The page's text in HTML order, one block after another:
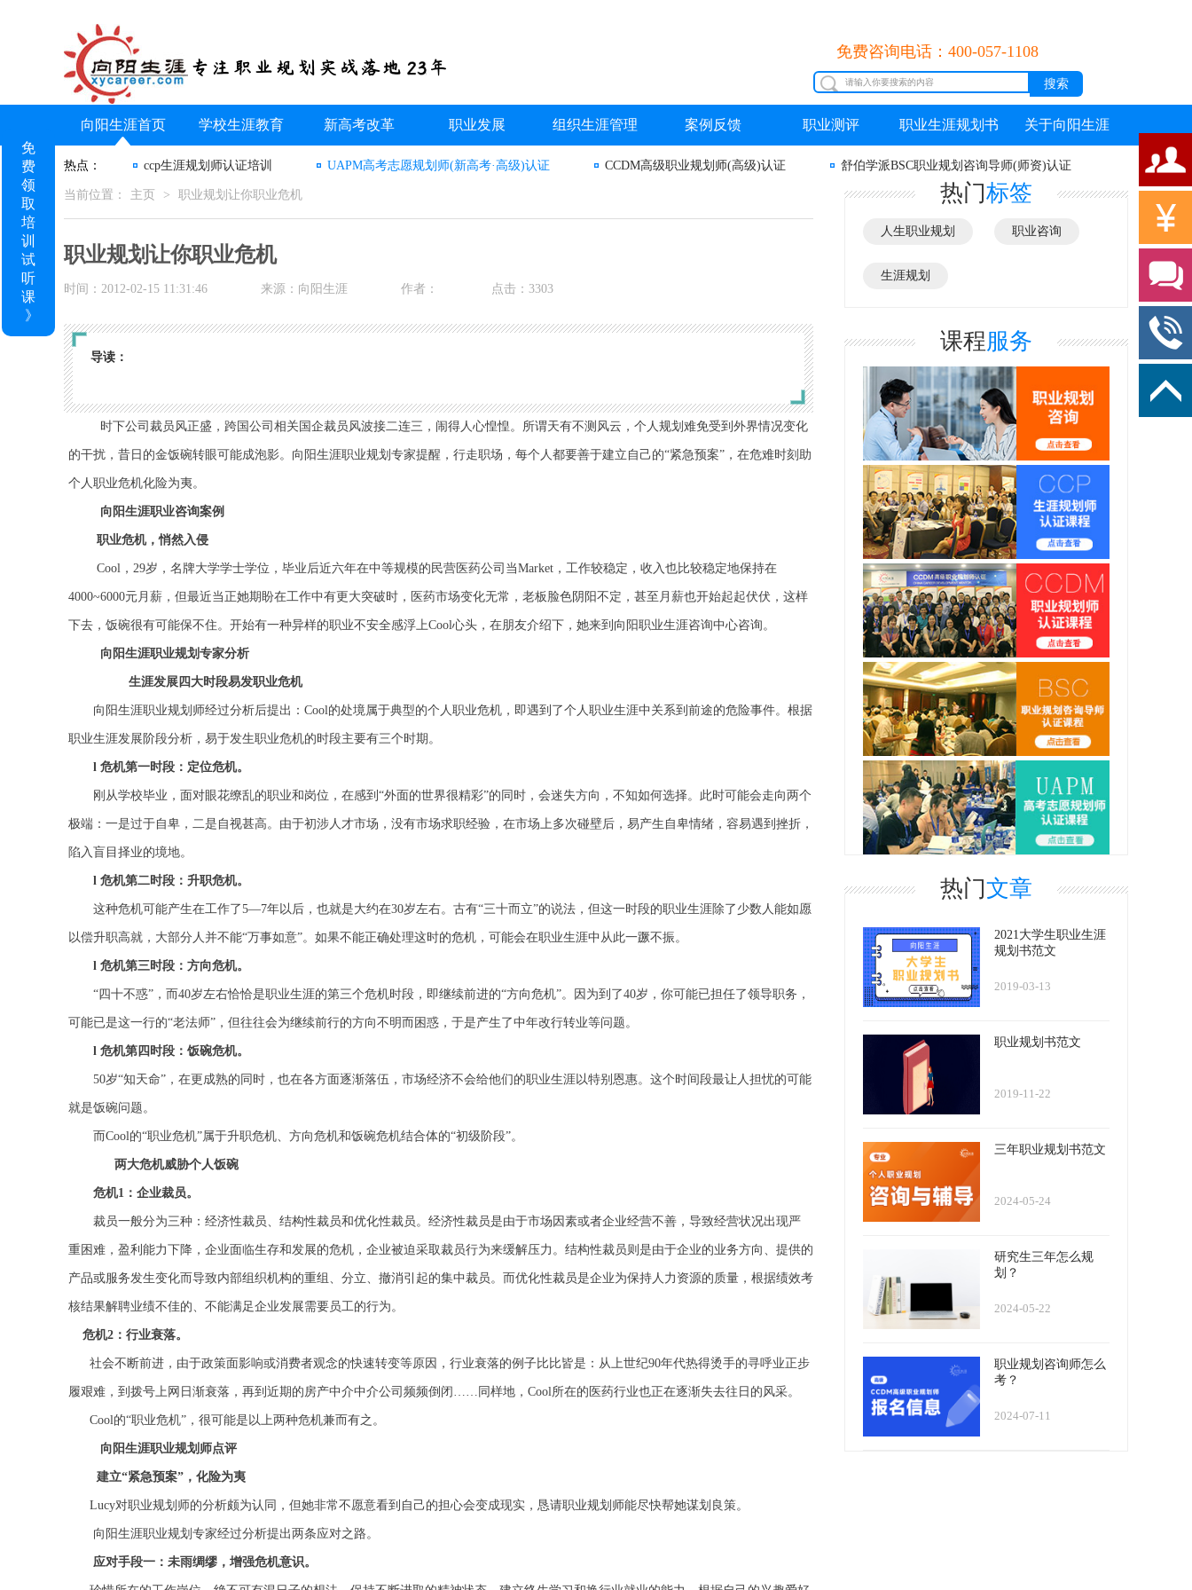
免费咨询电话：400-057-1108
向阳生涯首页 学校生涯教育 新高考改革 职业发展 组织生涯管理 案例反馈 职业测评 职业生涯规划书 关于向阳生涯
热点： ccp生涯规划师认证培训 UAPM高考志愿规划师(新高考·高级)认证 CCDM高级职业规划师(高级)认证 舒伯学派BSC职业规划咨询导师(师资)认证
当前位置： 主页 > 职业规划让你职业危机
职业规划让你职业危机
时间：2012-02-15 11:31:46 来源：向阳生涯 作者： 点击：3303
导读：
时下公司裁员风正盛，跨国公司相关国企裁员风波接二连三，闹得人心惶惶。所谓天有不测风云，个人规划难免受到外界情况变化
的干扰，昔日的金饭碗转眼可能成泡影。向阳生涯职业规划专家提醒，行走职场，每个人都要善于建立自己的“紧急预案”，在危难时刻助
个人职业危机化险为夷。
向阳生涯职业咨询案例
职业危机，悄然入侵
Cool ， 29岁，名牌大学学士学位，毕业后近六年在中等规模的民营医药公司当Market，工作较稳定，收入也比较稳定地保持在
4000~6000元月薪，但最近当正她期盼在工作中有更大突破时，医药市场变化无常，老板脸色阴阳不定，甚至月薪也开始起起伏伏，这样
下去，饭碗很有可能保不住。开始有一种异样的职业不安全感浮上Cool心头，在朋友介绍下，她来到向阳职业生涯咨询中心咨询。
向阳生涯职业规划专家分析
生涯发展四大时段易发职业危机
向阳生涯职业规划师经过分析后提出：Cool的处境属于典型的个人职业危机，即遇到了个人职业生涯中关系到前途的危险事件。根据
职业生涯发展阶段分析，易于发生职业危机的时段主要有三个时期。
l危机第一时段：定位危机。
刚从学校毕业，面对眼花缭乱的职业和岗位，在感到“外面的世界很精彩”的同时，会迷失方向，不知如何选择。此时可能会走向两个
极端：一是过于自卑，二是自视甚高。由于初涉人才市场，没有市场求职经验，在市场上多次碰壁后，易产生自卑情绪，容易遇到挫折，
陷入盲目择业的境地。
l危机第二时段：升职危机。
这种危机可能产生在工作了5—7年以后，也就是大约在30岁左右。古有“三十而立”的说法，但这一时段的职业生涯除了少数人能如愿
以偿升职高就，大部分人并不能“万事如意”。如果不能正确处理这时的危机，可能会在职业生涯中从此一蹶不振。
l危机第三时段：方向危机。
“四十不惑”，而40岁左右恰恰是职业生涯的第三个危机时段，即继续前进的“方向危机”。因为到了40岁，你可能已担任了领导职务，
可能已是这一行的“老法师” ，但往往会为继续前行的方向不明而困惑，于是产生了中年改行转业等问题。
l危机第四时段：饭碗危机。
50岁“知天命”，在更成熟的同时，也在各方面逐渐落伍，市场经济不会给他们的职业生涯以特别恩惠。这个时间段最让人担忧的可能
就是饭碗问题。
而Cool的“职业危机”属于升职危机、方向危机和饭碗危机结合体的“初级阶段”。
两大危机威胁个人饭碗
危机1：企业裁员。
裁员一般分为三种：经济性裁员、结构性裁员和优化性裁员。经济性裁员是由于市场因素或者企业经营不善，导致经营状况出现严
重困难，盈利能力下降，企业面临生存和发展的危机，企业被迫采取裁员行为来缓解压力。结构性裁员则是由于企业的业务方向、提供的
产品或服务发生变化而导致内部组织机构的重组、分立、撤消引起的集中裁员。而优化性裁员是企业为保持人力资源的质量，根据绩效考
核结果解聘业绩不佳的、不能满足企业发展需要员工的行为。
危机2：行业衰落。
社会不断前进，由于政策面影响或消费者观念的快速转变等原因，行业衰落的例子比比皆是：从上世纪90年代热得烫手的寻呼业正步
履艰难，到拨号上网日渐衰落，再到近期的房产中介中介公司频频倒闭 …… 同样地，Cool所在的医药行业也正在逐渐失去往日的风采。
Cool的“职业危机”，很可能是以上两种危机兼而有之。
向阳生涯职业规划师点评
建立“紧急预案”，化险为夷
Lucy对职业规划师的分析颇为认同，但她非常不愿意看到自己的担心会变成现实，恳请职业规划师能尽快帮她谋划良策。
向阳生涯职业规划专家经过分析提出两条应对之路。
应对手段一：未雨绸缪，增强危机意识。
热门标签
人生职业规划 职业咨询
生涯规划
课程服务
热门文章
2021大学生职业生涯
规划书范文
2019-03-13
职业规划书范文
2019-11-22
三年职业规划书范文
2024-05-24
研究生三年怎么规
划？
2024-05-22
职业规划咨询师怎么
考？
2024-07-11
免
费
领
取
培
训
试
听
课
》